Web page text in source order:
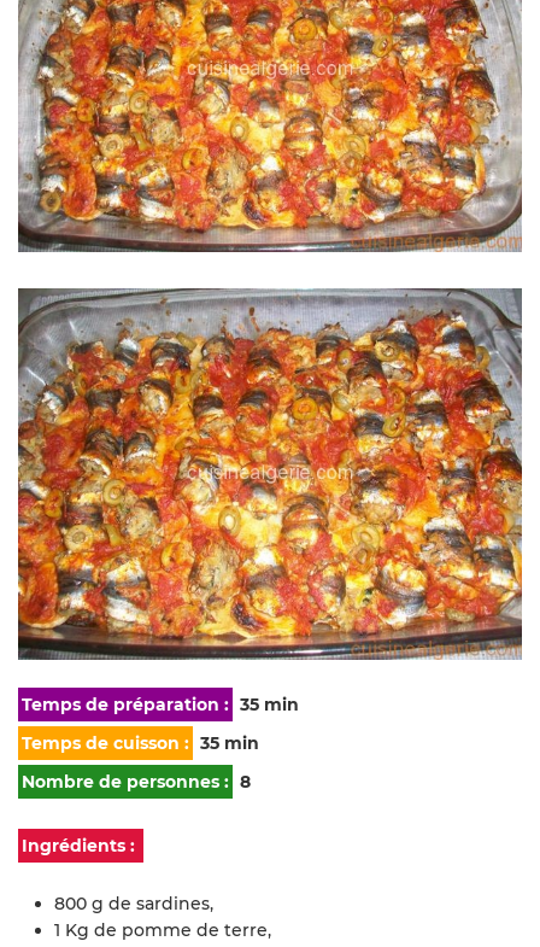
Temps de préparation : 35 min
Temps de cuisson : 35 min
Nombre de personnes : 8
Ingrédients :
800 g de sardines,
1 Kg de pomme de terre,